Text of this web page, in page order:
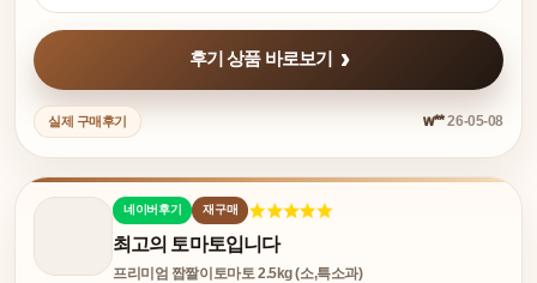
후기 상품 바로보기
실제 구매후기 w**26-05-08
네이버후기 재구매
최고의 토마토입니다
프리미엄 짭짤이토마토 2.5kg (소,특소과)